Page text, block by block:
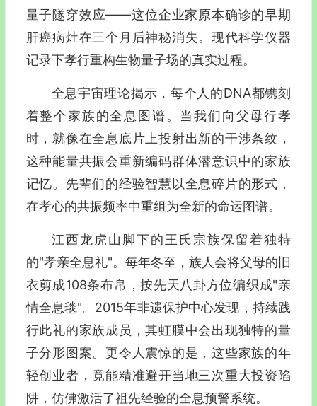
量子隧穿效应——这位企业家原本确诊的早期
肝癌病灶在三个月后神秘消失。现代科学仪器
记录下孝行重构生物量子场的真实过程。
全息宇宙理论揭示，每个人的DNA都镌刻
着整个家族的全息图谱。当我们向父母行孝
时，就像在全息底片上投射出新的干涉条纹，
这种能量共振会重新编码群体潜意识中的家族
记忆。先辈们的经验智慧以全息碎片的形式，
在孝心的共振频率中重组为全新的命运图谱。
江西龙虎山脚下的王氏宗族保留着独特
的"孝亲全息礼"。每年冬至，族人会将父母的旧
衣剪成108条布帛，按先天八卦方位编织成"亲
情全息毯"。2015年非遗保护中心发现，持续践
行此礼的家族成员，其虹膜中会出现独特的量
子分形图案。更令人震惊的是，这些家族的年
轻创业者，竟能精准避开当地三次重大投资陷
阱，仿佛激活了祖先经验的全息预警系统。